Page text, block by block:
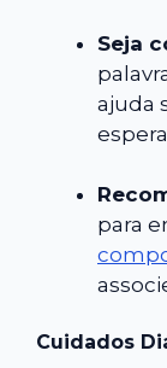
Seja
ajuda
para
Cuidados